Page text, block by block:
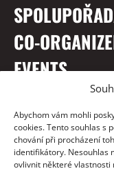
Abychom vám mohli
cookies. Tento souhlas s
chování při procházení
identifikátory. Nesouhlas
ovlivnit některé vlastnosti
CO-
EVENTS